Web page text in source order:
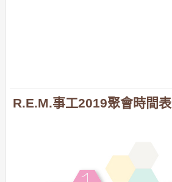
R.E.M.事工2019聚會時間表